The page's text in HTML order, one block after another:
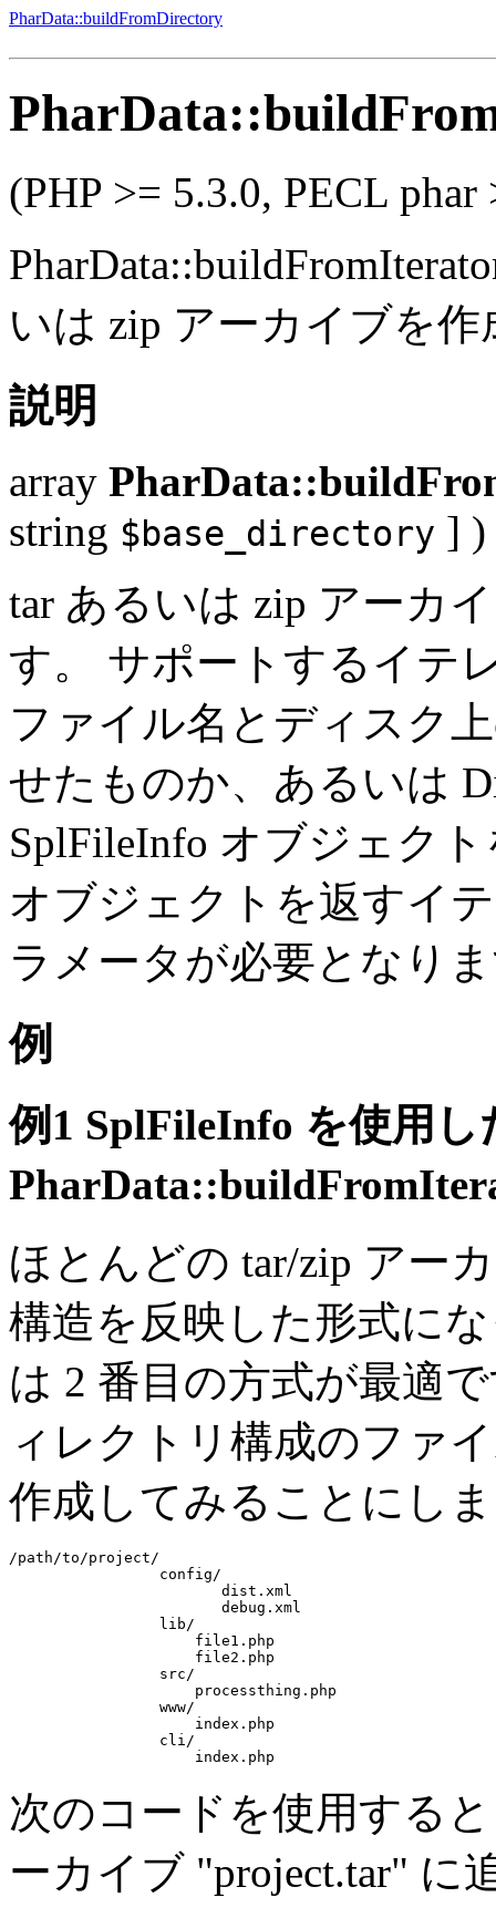
PharData::buildFromDirectory
(PHP >= 5.3.0, PECL phar
いは zip アーカイブを作
説明
array
string $base_directory ] )
tar あるいは zip アーカ
す。 サポートするイテ
ファイル名とディスク
せたものか、あるいは
SplFileInfo オブジェク
オブジェクトを返すイ
ラメータが必要となり
例
例1 SplFileInfo を使用し
ほとんどの tar/zip アー
構造を反映した形式に
は 2 番目の方式が最適
ィレクトリ構成のファ
作成してみることにし
/path/to/project/
                 config/
                        dist.xml
                        debug.xml
                 lib/
                     file1.php
                     file2.php
                 src/
                     processthing.php
                 www/
                     index.php
                 cli/
                     index.php
次のコードを使用する
ーカイブ "project.tar" に